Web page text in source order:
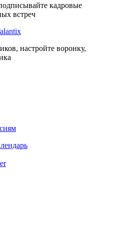
кадровые
встреч
настройте воронку,